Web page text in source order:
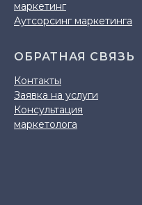
маркетинг
Аутсорсинг маркетинга
ОБРАТНАЯ СВЯЗЬ
Контакты
Заявка на услуги
Консультация
маркетолога